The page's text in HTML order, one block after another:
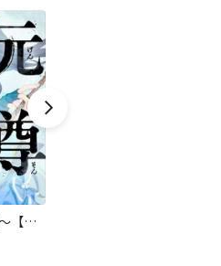
元尊～龍の飛翔～【タテヨミ】